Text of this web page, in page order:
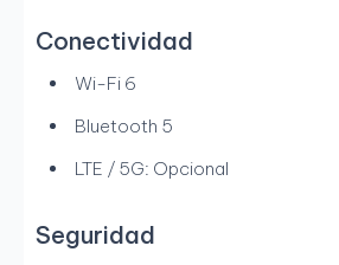
Conectividad
Wi-Fi 6
Bluetooth 5
LTE / 5G: Opcional
Seguridad